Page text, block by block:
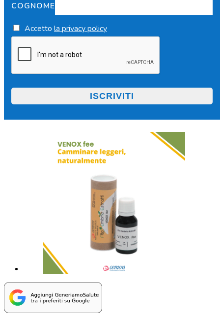
COGNOME
Accetto la privacy policy